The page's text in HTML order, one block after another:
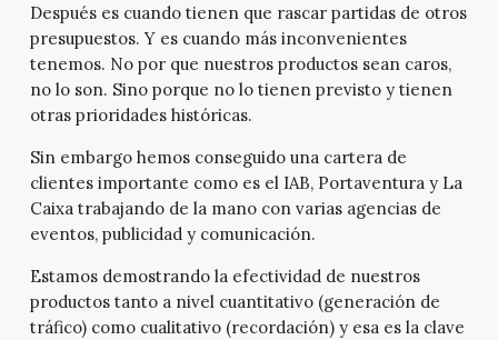
Después es cuando tienen que rascar partidas de otros
presupuestos. Y es cuando más inconvenientes
tenemos. No por que nuestros productos sean caros,
no lo son. Sino porque no lo tienen previsto y tienen
otras prioridades históricas.
Sin embargo hemos conseguido una cartera de
clientes importante como es el IAB, Portaventura y La
Caixa trabajando de la mano con varias agencias de
eventos, publicidad y comunicación.
Estamos demostrando la efectividad de nuestros
productos tanto a nivel cuantitativo (generación de
tráfico) como cualitativo (recordación) y esa es la clave